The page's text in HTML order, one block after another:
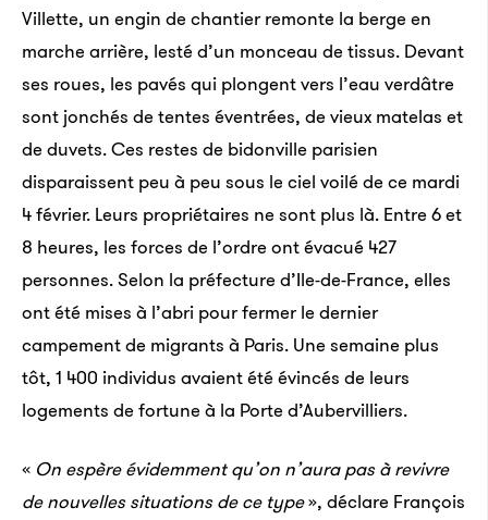
Villette, un engin de chantier remonte la berge en
marche arrière, lesté d’un monceau de tissus. Devant
ses roues, les pavés qui plongent vers l’eau verdâtre
sont jonchés de tentes éventrées, de vieux matelas et
de duvets. Ces restes de bidonville parisien
disparaissent peu à peu sous le ciel voilé de ce mardi
4 février. Leurs propriétaires ne sont plus là. Entre 6 et
8 heures, les forces de l’ordre ont évacué 427
personnes. Selon la préfecture d’Ile-de-France, elles
ont été mises à l’abri pour fermer le dernier
campement de migrants à Paris. Une semaine plus
tôt, 1 400 individus avaient été évincés de leurs
logements de fortune à la Porte d’Aubervilliers.
« On espère évidemment qu’on n’aura pas à revivre
de nouvelles situations de ce type», déclare François